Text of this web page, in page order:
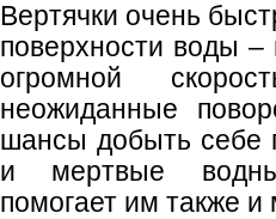
Вертячки очень
поверхности воды –
огромной
неожиданные
шансы добыть себе
и мертвые
помогает им также и